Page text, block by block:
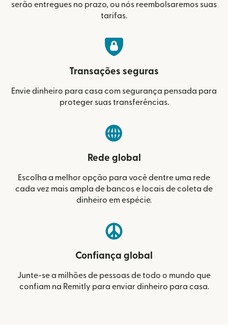
serão entregues no prazo, ou nós reembolsaremos suas
tarifas.
Transações seguras
Envie dinheiro para casa com segurança pensada para
proteger suas transferências.
Rede global
Escolha a melhor opção para você dentre uma rede
cada vez mais ampla de bancos e locais de coleta de
dinheiro em espécie.
Confiança global
Junte-se a milhões de pessoas de todo o mundo que
confiam na Remitly para enviar dinheiro para casa.